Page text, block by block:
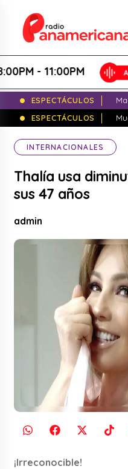
- 11:00PM
ESPECTÁCULOS
ESPECTÁCULOS
INTERNACIONALES
Thalía usa
sus 47 años
admin
¡Irreconocible!